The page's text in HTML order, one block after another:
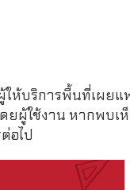
ห้บริการพื้นที่เผย
ผู้ใช้งาน หากพบเ
อไป